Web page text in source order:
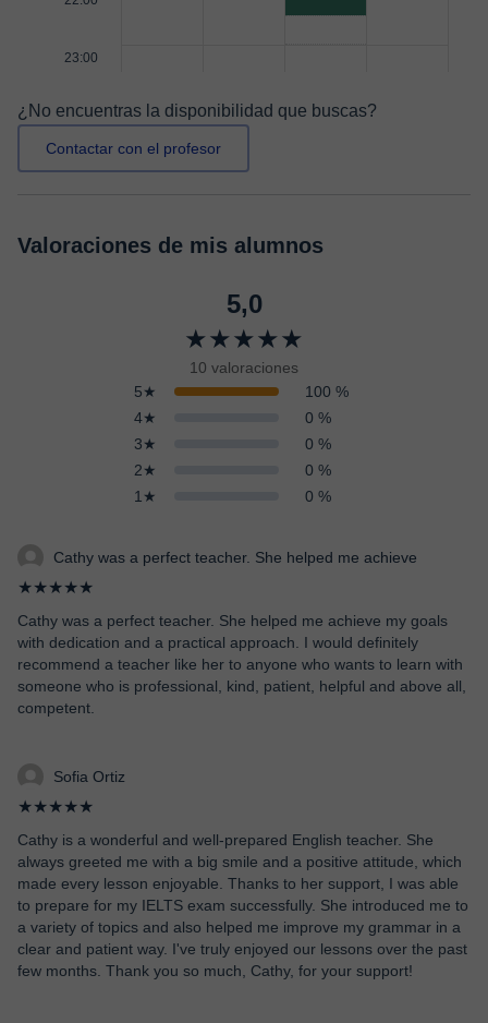
23:00
¿No encuentras la disponibilidad que buscas?
Contactar con el profesor
Valoraciones de mis alumnos
5,0
★★★★★
10 valoraciones
5★
100 %
4★
0 %
3★
0 %
2★
0 %
1★
0 %
Cathy was a perfect teacher. She helped me achieve
★★★★★
Cathy was a perfect teacher. She helped me achieve my goals
with dedication and a practical approach. I would definitely
recommend a teacher like her to anyone who wants to learn with
someone who is professional, kind, patient, helpful and above all,
competent.
Sofia Ortiz
★★★★★
Cathy is a wonderful and well-prepared English teacher. She
always greeted me with a big smile and a positive attitude, which
made every lesson enjoyable. Thanks to her support, I was able
to prepare for my IELTS exam successfully. She introduced me to
a variety of topics and also helped me improve my grammar in a
clear and patient way. I've truly enjoyed our lessons over the past
few months. Thank you so much, Cathy, for your support!